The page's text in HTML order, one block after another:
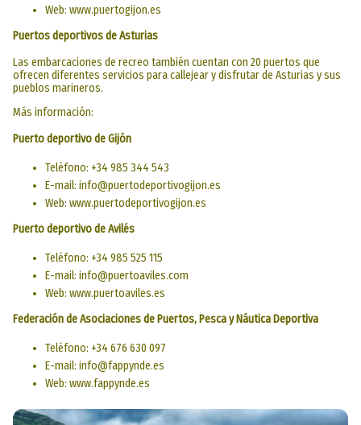
Web: www.puertogijon.es
Puertos deportivos de Asturias
Las embarcaciones de recreo también cuentan con 20 puertos que
ofrecen diferentes servicios para callejear y disfrutar de Asturias y sus
pueblos marineros.
Más información:
Puerto deportivo de Gijón
Teléfono: +34 985 344 543
E-mail: info@puertodeportivogijon.es
Web: www.puertodeportivogijon.es
Puerto deportivo de Avilés
Teléfono: +34 985 525 115
E-mail: info@puertoaviles.com
Web: www.puertoaviles.es
Federación de Asociaciones de Puertos, Pesca y Náutica Deportiva
Teléfono: +34 676 630 097
E-mail: info@fappynde.es
Web: www.fappynde.es